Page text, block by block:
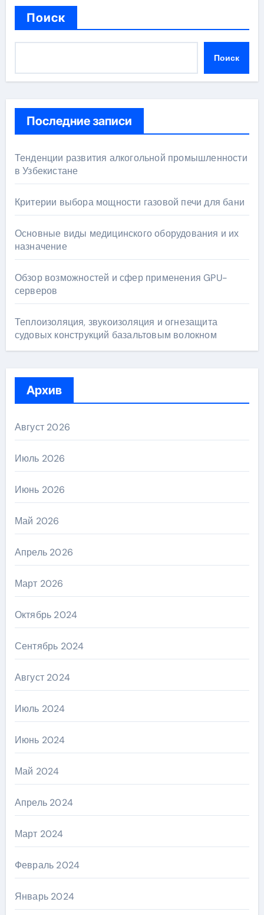
Поиск
Поиск
Последние записи
Тенденции развития алкогольной промышленности
в Узбекистане
Критерии выбора мощности газовой печи для бани
Основные виды медицинского оборудования и их
назначение
Обзор возможностей и сфер применения GPU-
серверов
Теплоизоляция, звукоизоляция и огнезащита
судовых конструкций базальтовым волокном
Архив
Август 2026
Июль 2026
Июнь 2026
Май 2026
Апрель 2026
Март 2026
Октябрь 2024
Сентябрь 2024
Август 2024
Июль 2024
Июнь 2024
Май 2024
Апрель 2024
Март 2024
Февраль 2024
Январь 2024